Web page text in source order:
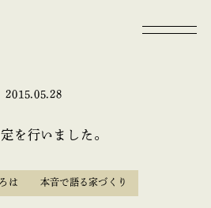
2015.05.28
を行いました。
は 本音で語る家づくり